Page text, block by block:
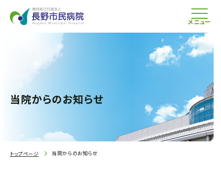
メニュー
当院からのお知らせ
トップページ 当院からのお知らせ